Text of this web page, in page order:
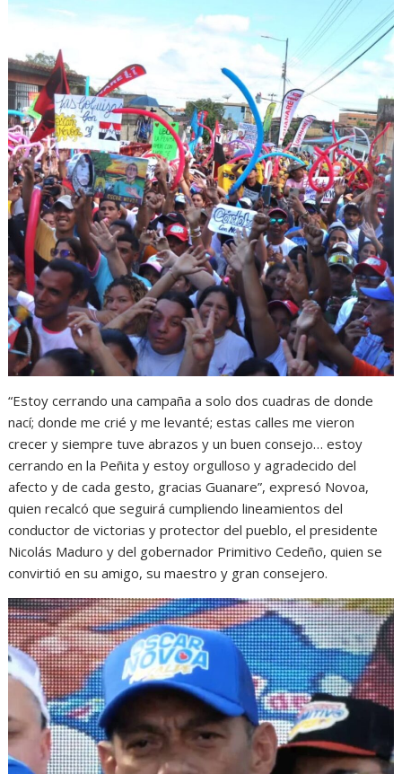
“Estoy cerrando una campaña a solo dos cuadras de donde
nací; donde me crié y me levanté; estas calles me vieron
crecer y siempre tuve abrazos y un buen consejo… estoy
cerrando en la Peñita y estoy orgulloso y agradecido del
afecto y de cada gesto, gracias Guanare”, expresó Novoa,
quien recalcó que seguirá cumpliendo lineamientos del
conductor de victorias y protector del pueblo, el presidente
Nicolás Maduro y del gobernador Primitivo Cedeño, quien se
convirtió en su amigo, su maestro y gran consejero.